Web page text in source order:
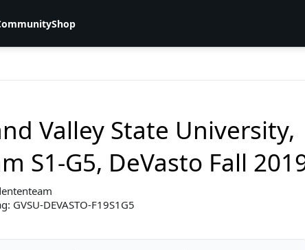
Shop
Valley State University,
S1-G5, DeVasto Fall
GVSU-DEVASTO-F19S1G5